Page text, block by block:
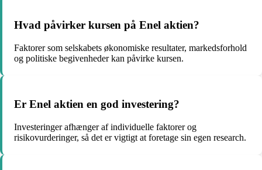
Hvad påvirker kursen på Enel aktien?
Faktorer som selskabets økonomiske resultater, markedsforhold
og politiske begivenheder kan påvirke kursen.
Er Enel aktien en god investering?
Investeringer afhænger af individuelle faktorer og
risikovurderinger, så det er vigtigt at foretage sin egen research.